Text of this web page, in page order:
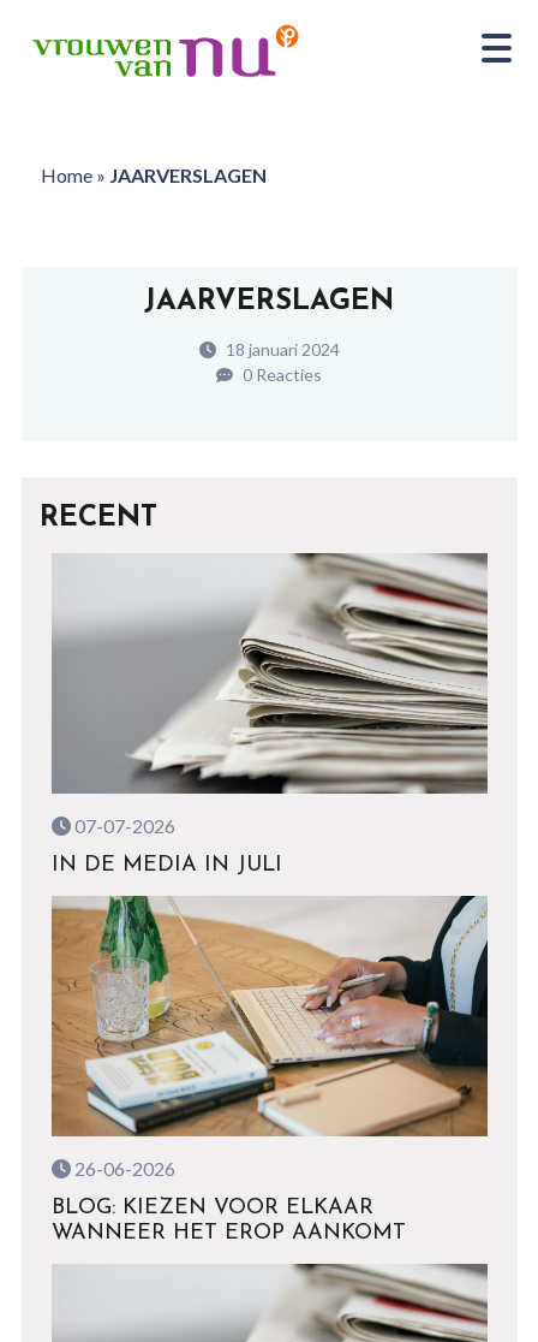
Home» JAARVERSLAGEN
JAARVERSLAGEN
18 januari 2024
0 Reacties
RECENT
07-07-2026
IN DE MEDIA IN JULI
26-06-2026
BLOG: KIEZEN VOOR ELKAAR
WANNEER HET EROP AANKOMT